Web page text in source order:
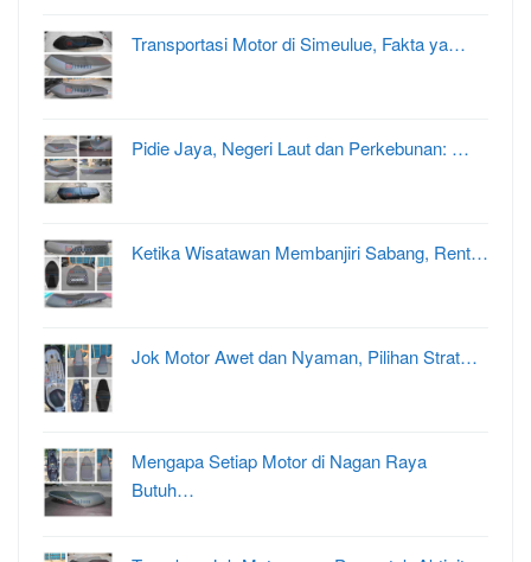
Transportasi Motor di Simeulue, Fakta ya…
Pidie Jaya, Negeri Laut dan Perkebunan: …
Ketika Wisatawan Membanjiri Sabang, Rent…
Jok Motor Awet dan Nyaman, Pilihan Strat…
Mengapa Setiap Motor di Nagan Raya
Butuh…